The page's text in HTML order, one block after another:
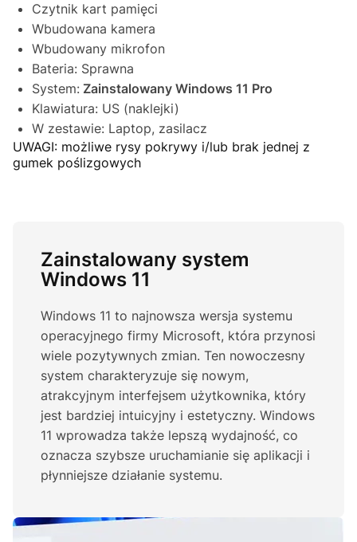
Czytnik kart pamięci
Wbudowana kamera
Wbudowany mikrofon
Bateria: Sprawna
System: Zainstalowany Windows 11 Pro
Klawiatura: US (naklejki)
W zestawie: Laptop, zasilacz
UWAGI: możliwe rysy pokrywy i/lub brak jednej z
gumek poślizgowych
Zainstalowany system
Windows 11
Windows 11 to najnowsza wersja systemu
operacyjnego firmy Microsoft, która przynosi
wiele pozytywnych zmian. Ten nowoczesny
system charakteryzuje się nowym,
atrakcyjnym interfejsem użytkownika, który
jest bardziej intuicyjny i estetyczny. Windows
11 wprowadza także lepszą wydajność, co
oznacza szybsze uruchamianie się aplikacji i
płynniejsze działanie systemu.